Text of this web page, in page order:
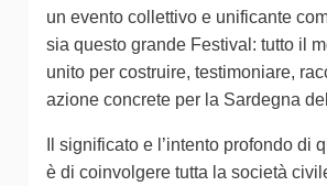
un evento collettivo e unificante
sia questo grande Festival: tutto il
unito per costruire, testimoniare,
azione concrete per la Sardegna
Il significato e l’intento profondo di
è di coinvolgere tutta la società